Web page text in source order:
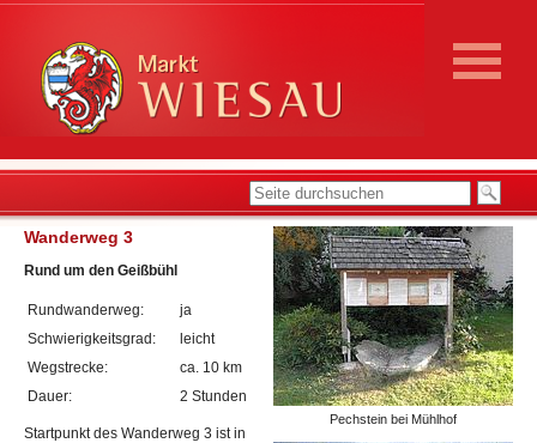
Pechstein bei Mühlhof
Wanderweg 3
Rund um den Geißbühl
Rundwanderweg:
ja
Schwierigkeitsgrad:
leicht
Wegstrecke:
ca. 10 km
Dauer:
2 Stunden
Startpunkt des Wanderweg 3 ist in